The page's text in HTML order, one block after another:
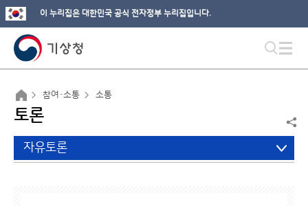
이 누리집은 대한민국 공식 전자정부 누리집입니다.
참여·소통 소통
토론
자유토론